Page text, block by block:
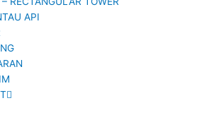
a
API